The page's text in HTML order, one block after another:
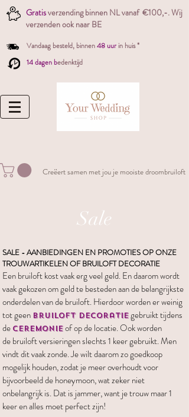
Gratisverzending binnen NL vanaf €100,-. Wij
verzenden ook naar BE
Vandaag besteld, binnen48 uur in huis *
14 dagen bedenktijd
Creëert samen met jou je mooiste droombruiloft
Sale
SALE - AANBIEDINGEN EN PROMOTIES OP ONZE
TROUWARTIKELEN OF BRUILOFT DECORATIE
Een bruiloft kost vaak erg veel geld. En daarom wordt
vaak gekozen om geld te besteden aan de belangrijkste
onderdelen van de bruiloft. Hierdoor worden er weinig
tot geen bruiloft decoratiegebruikt tijdens
de ceremonieof op de locatie. Ook worden
de bruiloft versieringen slechts 1 keer gebruikt. Men
vindt dit vaak zonde. Je wilt daarom zo goedkoop
mogelijk houden, zodat je meer overhoudt voor
bijvoorbeeld de honeymoon, wat zeker niet
onbelangrijk is. Dat is jammer, want je trouw maar 1
keer en alles moet perfect zijn!